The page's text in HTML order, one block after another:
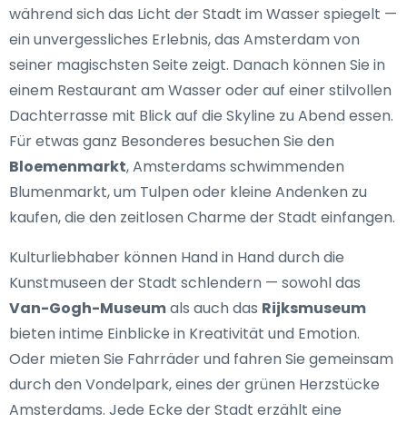
während sich das Licht der Stadt im Wasser spiegelt —
ein unvergessliches Erlebnis, das Amsterdam von
seiner magischsten Seite zeigt. Danach können Sie in
einem Restaurant am Wasser oder auf einer stilvollen
Dachterrasse mit Blick auf die Skyline zu Abend essen.
Für etwas ganz Besonderes besuchen Sie den
Bloemenmarkt, Amsterdams schwimmenden
Blumenmarkt, um Tulpen oder kleine Andenken zu
kaufen, die den zeitlosen Charme der Stadt einfangen.
Kulturliebhaber können Hand in Hand durch die
Kunstmuseen der Stadt schlendern — sowohl das
Van-Gogh-Museumals auch das Rijksmuseum
bieten intime Einblicke in Kreativität und Emotion.
Oder mieten Sie Fahrräder und fahren Sie gemeinsam
durch den Vondelpark, eines der grünen Herzstücke
Amsterdams. Jede Ecke der Stadt erzählt eine